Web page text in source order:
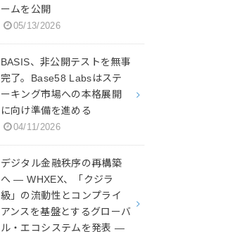
ームを公開
05/13/2026
BASIS、非公開テストを無事
完了。Base58 Labsはステ
ーキング市場への本格展開
に向け準備を進める
04/11/2026
デジタル金融秩序の再構築
へ ― WHXEX、「クジラ
級」の流動性とコンプライ
アンスを基盤とするグローバ
ル・エコシステムを発表 ―